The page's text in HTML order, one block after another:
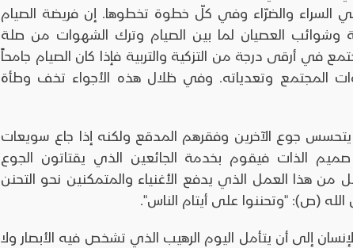
السراء والضرّاء وفي كلّ خطوة تخطوها. إن فريضة الصيام
وشوائب العصيان لما بين الصيام وترك الشهوات من صلة
في أرقى درجة من التزكية والتربية فإذا كان الصيام جامحاً
المجتمع وتعدياته. وفي ظلال هذه الأجواء تخف وطأة
يتحسس جوع الآخرين وفقرهم المدقع ولكنه إذا جاع سويعات
الذات فيقوم بخدمة الجائعين الذي يقتاتون الجوع
العمل الذي يدفع الأغنياء والمتمكنين نحو التحنن
(ص): "وتحننوا على أيتام الناس".
إلى أن يتأمل اليوم الرهيب الذي تشخص فيه الأبصار ولا